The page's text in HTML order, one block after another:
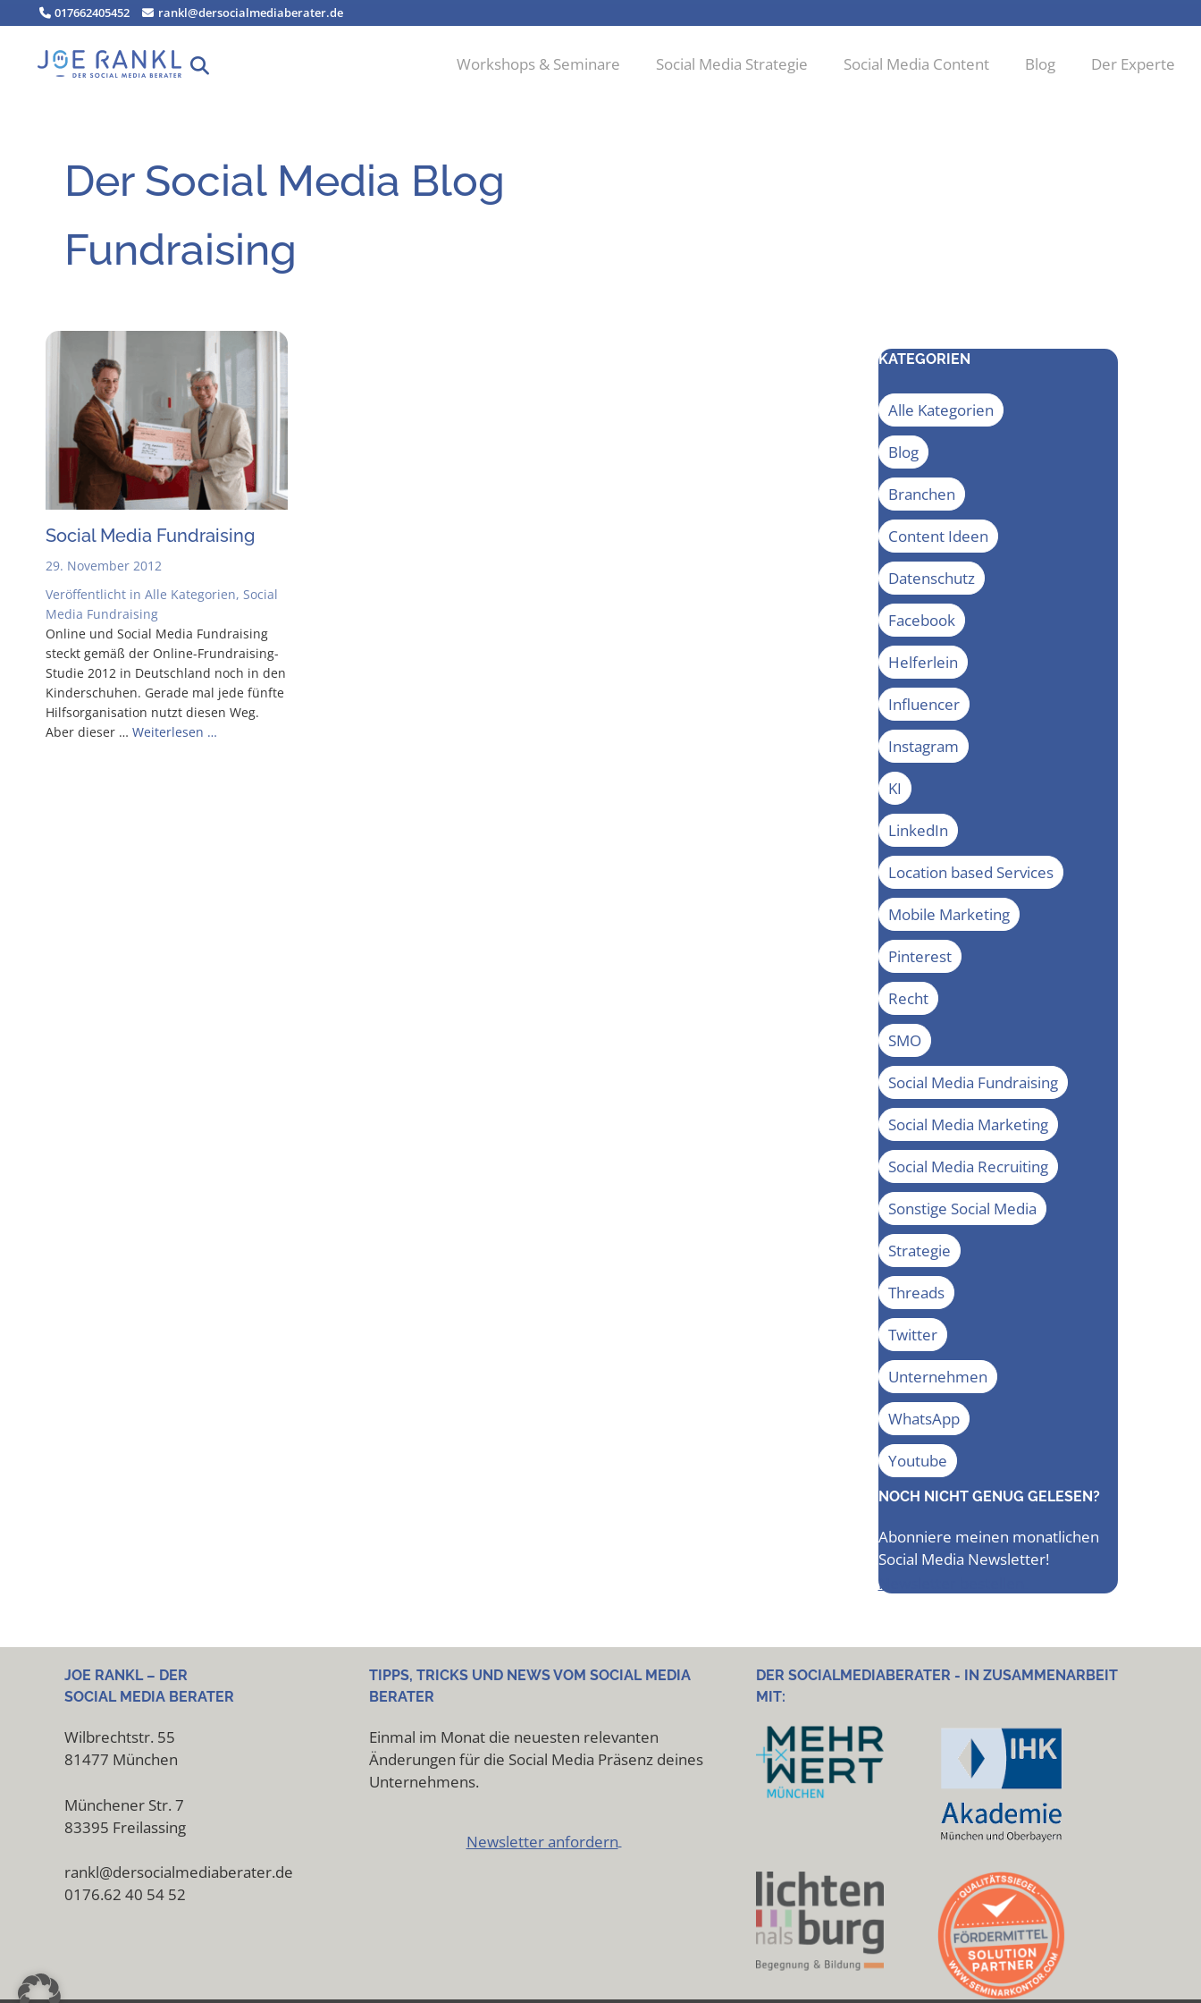
Inhalt
springen
017662405452 rankl@dersocialmediaberater.de
Workshops & Seminare Social Media Strategie Social Media Content Blog Der Experte
Der Social Media Blog
Fundraising
Social Media Fundraising
29. November 2012
Veröffentlicht in Alle Kategorien, Social
Media Fundraising
Online und Social Media Fund­rai­sing
steckt gemäß der Online-Frun­d­rai­­sing-
Stu­­die 2012 in Deutsch­land noch in den
Kin­der­schu­hen. Gera­de mal jede fünf­te
Hilfs­or­ga­ni­sa­ti­on nutzt die­sen Weg.
Aber die­ser … Wei­ter­le­sen …
KATEGORIEN
Alle Kategorien
Blog
Branchen
Content Ideen
Datenschutz
Facebook
Helferlein
Influencer
Instagram
KI
LinkedIn
Location based Services
Mobile Marketing
Pinterest
Recht
SMO
Social Media Fundraising
Social Media Marketing
Social Media Recruiting
Sonstige Social Media
Strategie
Threads
Twitter
Unternehmen
WhatsApp
Youtube
NOCH NICHT GENUG GELESEN?
Abonniere meinen monatlichen
Social Media Newsletter!
Newsletter bestellen
JOE RANKL – DER
SOCIAL MEDIA BERATER
Wilbrechtstr. 55
81477 München
Münchener Str. 7
83395 Freilassing
rankl@dersocialmediaberater.de
0176.62 40 54 52
TIPPS, TRICKS UND NEWS VOM SOCIAL MEDIA
BERATER
Einmal im Monat die neuesten relevanten
Änderungen für die Social Media Präsenz deines
Unternehmens.
Newsletter anfordern
DER SOCIALMEDIABERATER - IN ZUSAMMENARBEIT
MIT: